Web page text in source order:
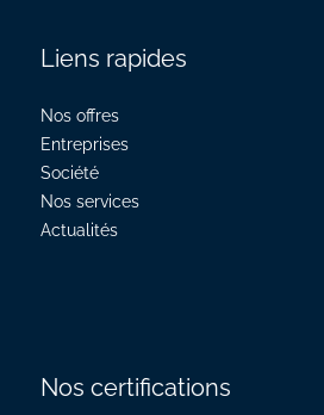
Liens rapides
Nos offres
Entreprises
Société
Nos services
Actualités
Nos certifications